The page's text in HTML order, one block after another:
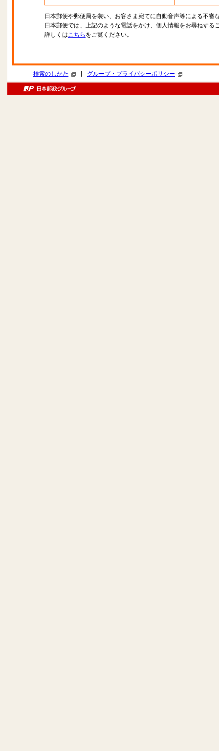
日本郵便や郵便局を装い、お客さま宛てに自動音声等による不審
日本郵便では、上記のような電話をかけ、個人情報をお尋ねする
詳しくはこちら をご覧ください。
検索のしかた グループ・プライバシーポリシー